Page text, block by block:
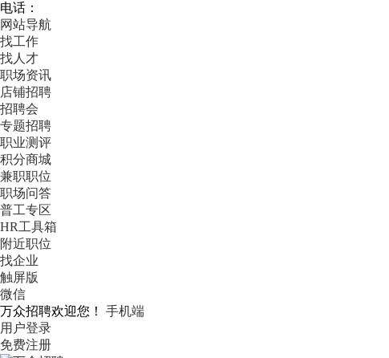
电话：
网站导航
找工作
找人才
职场资讯
店铺招聘
招聘会
专题招聘
职业测评
积分商城
兼职职位
职场问答
普工专区
HR工具箱
附近职位
找企业
触屏版
微信
万众招聘欢迎您！
手机端
用户登录
免费注册